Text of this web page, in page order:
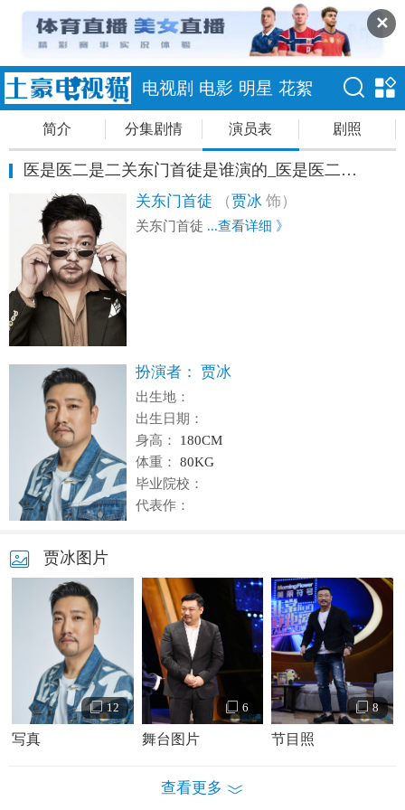
✕
电视剧 电影 明星 花絮
简介 分集剧情 演员表 剧照
医是医二是二关东门首徒是谁演的_医是医二是二关东门首徒扮演者贾冰个人资料
关东门首徒 （贾冰 饰）
关东门首徒 ...查看详细 》
扮演者： 贾冰
出生地：
出生日期：
身高：
180CM
体重：
80KG
毕业院校：
代表作：
贾冰图片
12
写真
6
舞台图片
8
节目照
查看更多